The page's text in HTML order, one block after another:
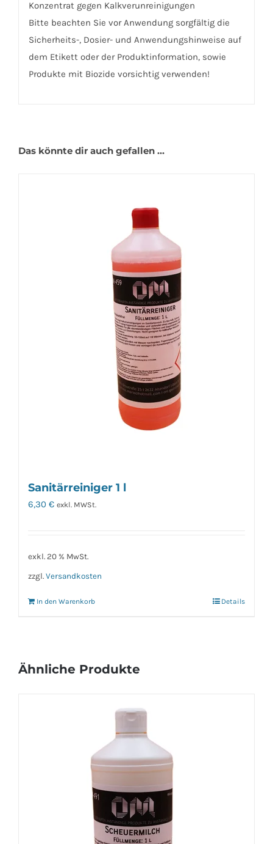
Konzentrat gegen Kalkverunreinigungen
Bitte beachten Sie vor Anwendung sorgfältig die
Sicherheits-, Dosier- und Anwendungshinweise auf
dem Etikett oder der Produktinformation, sowie
Produkte mit Biozide vorsichtig verwenden!
Das könnte dir auch gefallen …
Sanitärreiniger 1 l
6,30 € exkl. MWSt.
exkl. 20 % MwSt.
zzgl. Versandkosten
In den Warenkorb Details
Ähnliche Produkte